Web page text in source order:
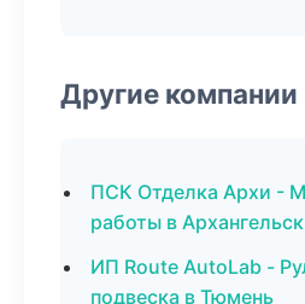
Другие компании
ПСК Отделка Архи -
работы в Архангельск
ИП Route AutoLab -
подвеска в Тюмень